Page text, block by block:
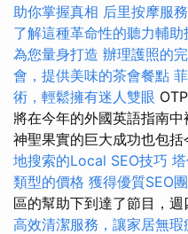
助你掌握真相 后里按摩服務
了解這種革命性的聽力輔助
為您量身打造 辦理護照的
會，提供美味的茶會餐點
術，輕鬆擁有迷人雙眼
將在今年的外國英語指南
神聖果實的巨大成功也包括
地搜索的Local SEO技巧
類型的價格 獲得優質SEO
區的幫助下到達了節目，
高效清潔服務，讓家居無瑕